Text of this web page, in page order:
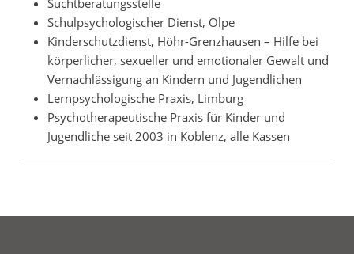
Schulpsychologischer Dienst, Olpe
Kinderschutzdienst, Höhr-Grenzhausen – Hilfe bei
körperlicher, sexueller und emotionaler Gewalt und
Vernachlässigung an Kindern und Jugendlichen
Lernpsychologische Praxis, Limburg
Psychotherapeutische Praxis für Kinder und
Jugendliche seit 2003 in Koblenz, alle Kassen